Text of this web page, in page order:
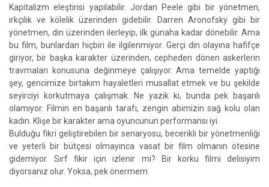
Kapitalizm eleştirisi yapılabilir. Jordan Peele gibi bir yönetmen,
ırkçılık ve kölelik üzerinden gidebilir. Darren Aronofsky gibi bir
yönetmen, din üzerinden ilerleyip, ilk günaha kadar dönebilir. Ama
bu film, bunlardan hiçbiri ile ilgilenmiyor. Gerçi din olayına hafifçe
giriyor, bir başka karakter üzerinden, cepheden dönen askerlerin
travmaları konusuna değinmeye çalışıyor. Ama temelde yaptığı
şey, gencimize birtakım hayaletleri musallat etmek ve bu şekilde
seyirciyi korkutmaya çalışmak. Ne yazık ki, bunda pek başarılı
olamıyor. Filmin en başarılı tarafı, zengin abimizin sağ kolu olan
kadın. Klişe bir karakter ama oyuncunun performansı iyi.
Bulduğu fikri geliştirebilen bir senaryosu, becerikli bir yönetmenliği
ve yeterli bir bütçesi olmayınca vasat bir film olmanın ötesine
gidemiyor. Sırf fikir için izlenir mi? Bir korku filmi delisiyim
diyorsanız olur. Yoksa, pek önermem.